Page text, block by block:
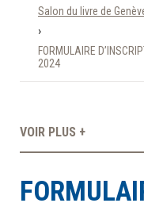
ET SERVICES AUX
À LA POINTE DE LA
RÉPERTOIRE DES
Salon du livre de
›
FORMULAIRE
2024
VOIR PLUS +